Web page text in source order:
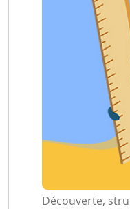
Découverte,